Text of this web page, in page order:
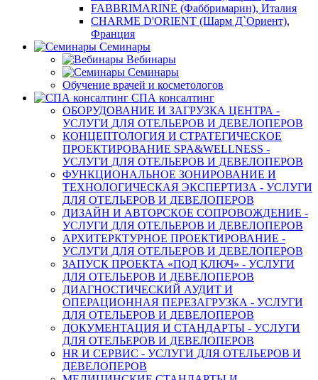
FABBRIMARINE (Фаббримарин), Италия
CHARME D'ORIENT (Шарм Д`Ориент),
Франция
Семинары
Вебинары
Семинары
Обучение врачей и косметологов
СПА консалтинг
ОБОРУДОВАНИЕ И ЗАГРУЗКА ЦЕНТРА -
УСЛУГИ ДЛЯ ОТЕЛЬЕРОВ И ДЕВЕЛОПЕРОВ
КОНЦЕПТОЛОГИЯ И СТРАТЕГИЧЕСКОЕ
ПРОЕКТИРОВАНИЕ SPA&WELLNESS -
УСЛУГИ ДЛЯ ОТЕЛЬЕРОВ И ДЕВЕЛОПЕРОВ
ФУНКЦИОНАЛЬНОЕ ЗОНИРОВАНИЕ И
ТЕХНОЛОГИЧЕСКАЯ ЭКСПЕРТИЗА - УСЛУГИ
ДЛЯ ОТЕЛЬЕРОВ И ДЕВЕЛОПЕРОВ
ДИЗАЙН И АВТОРСКОЕ СОПРОВОЖДЕНИЕ -
УСЛУГИ ДЛЯ ОТЕЛЬЕРОВ И ДЕВЕЛОПЕРОВ
АРХИТЕРКТУРНОЕ ПРОЕКТИРОВАНИЕ -
УСЛУГИ ДЛЯ ОТЕЛЬЕРОВ И ДЕВЕЛОПЕРОВ
ЗАПУСК ПРОЕКТА «ПОД КЛЮЧ» - УСЛУГИ
ДЛЯ ОТЕЛЬЕРОВ И ДЕВЕЛОПЕРОВ
ДИАГНОСТИЧЕСКИЙ АУДИТ И
ОПЕРАЦИОННАЯ ПЕРЕЗАГРУЗКА - УСЛУГИ
ДЛЯ ОТЕЛЬЕРОВ И ДЕВЕЛОПЕРОВ
ДОКУМЕНТАЦИЯ И СТАНДАРТЫ - УСЛУГИ
ДЛЯ ОТЕЛЬЕРОВ И ДЕВЕЛОПЕРОВ
HR И СЕРВИС - УСЛУГИ ДЛЯ ОТЕЛЬЕРОВ И
ДЕВЕЛОПЕРОВ